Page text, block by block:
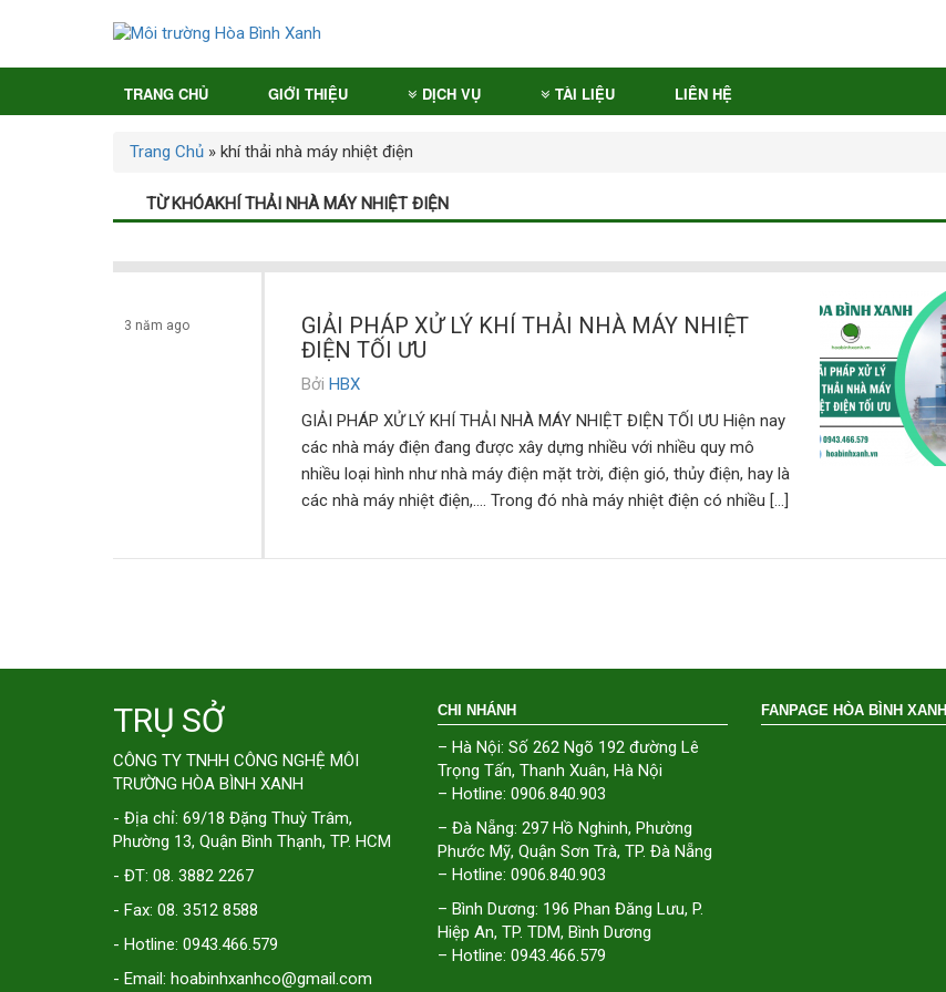
TRANG CHỦ GIỚI THIỆU DỊCH VỤ TÀI LIỆU LIÊN HỆ
Trang Chủ » khí thải nhà máy nhiệt điện
TỪ KHÓAKHÍ THẢI NHÀ MÁY NHIỆT ĐIỆN
GIẢI PHÁP XỬ LÝ KHÍ THẢI NHÀ MÁY NHIỆT
ĐIỆN TỐI ƯU
3 năm ago
Bởi HBX
GIẢI PHÁP XỬ LÝ KHÍ THẢI NHÀ MÁY NHIỆT ĐIỆN TỐI ƯU Hiện nay
các nhà máy điện đang được xây dựng nhiều với nhiều quy mô
nhiều loại hình như nhà máy điện mặt trời, điện gió, thủy điện, hay là
các nhà máy nhiệt điện,…. Trong đó nhà máy nhiệt điện có nhiều […]
TRỤ SỞ
CÔNG TY TNHH CÔNG NGHỆ MÔI
TRƯỜNG HÒA BÌNH XANH
- Địa chỉ: 69/18 Đặng Thuỳ Trâm,
Phường 13, Quận Bình Thạnh, TP. HCM
- ĐT: 08. 3882 2267
- Fax: 08. 3512 8588
- Hotline: 0943.466.579
- Email: hoabinhxanhco@gmail.com
CHI NHÁNH
– Hà Nội: Số 262 Ngõ 192 đường Lê
Trọng Tấn, Thanh Xuân, Hà Nội
– Hotline: 0906.840.903
– Đà Nẵng: 297 Hồ Nghinh, Phường
Phước Mỹ, Quận Sơn Trà, TP. Đà Nẵng
– Hotline: 0906.840.903
– Bình Dương: 196 Phan Đăng Lưu, P.
Hiệp An, TP. TDM, Bình Dương
– Hotline: 0943.466.579
FANPAGE HÒA BÌNH XANH